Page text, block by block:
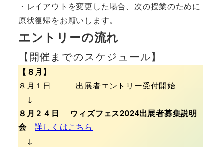
・レイアウトを変更した場合、次の授業のために
原状復帰をお願いします。
エントリーの流れ
【開催までのスケジュール】
【８月】
８月１日 出展者エントリー受付開始
↓
８月２４日 ウィズフェス2024出展者募集説明
会詳しくはこちら
↓